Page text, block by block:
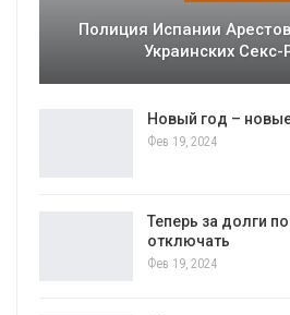
Полиция Испании
Украинских
Новый год –
Фев 19, 2024
Теперь за долги
отключать
Фев 19, 2024